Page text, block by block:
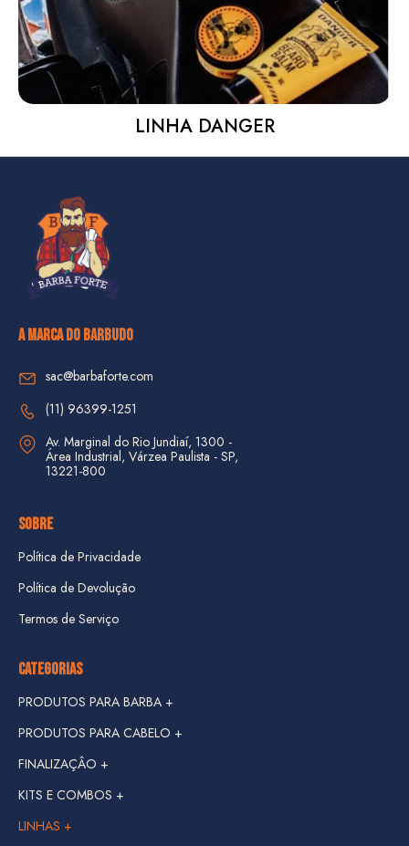
LINHA DANGER
A MARCA DO BARBUDO
sac@barbaforte.com
(11) 96399-1251
Av. Marginal do Rio Jundiaí, 1300 -
Área Industrial, Várzea Paulista - SP,
13221-800
SOBRE
Política de Privacidade
Política de Devolução
Termos de Serviço
CATEGORIAS
PRODUTOS PARA BARBA +
PRODUTOS PARA CABELO +
FINALIZAÇÂO +
KITS E COMBOS +
KIT VIAGEM
LINHAS +